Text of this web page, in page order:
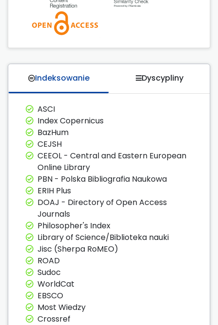
Indeksowanie Dyscypliny
ASCI
Index Copernicus
BazHum
CEJSH
CEEOL - Central and Eastern European
Online Library
PBN - Polska Bibliografia Naukowa
ERIH Plus
DOAJ - Directory of Open Access
Journals
Philosopher's Index
Library of Science/Biblioteka nauki
Jisc (Sherpa RoMEO)
ROAD
Sudoc
WorldCat
EBSCO
Most Wiedzy
Crossref